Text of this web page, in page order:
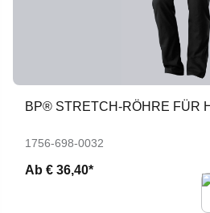
BP® STRETCH-RÖHRE FÜR
1756-698-0032
Ab € 36,40*